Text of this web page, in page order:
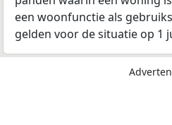
een woonfunctie als
gelden voor de situatie op 1